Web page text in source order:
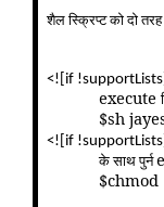
शैल स्क्रिप्ट को दो
<![if
execute
$sh
<![if
के साथ पुर्न
$chmod